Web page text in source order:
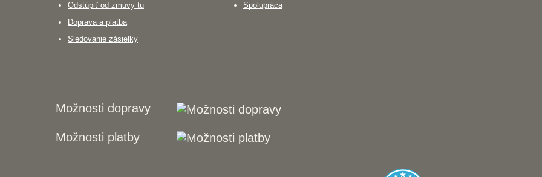
Odstúpiť od zmuvy tu
Doprava a platba
Sledovanie zásielky
Spolupráca
Možnosti dopravy
Možnosti platby